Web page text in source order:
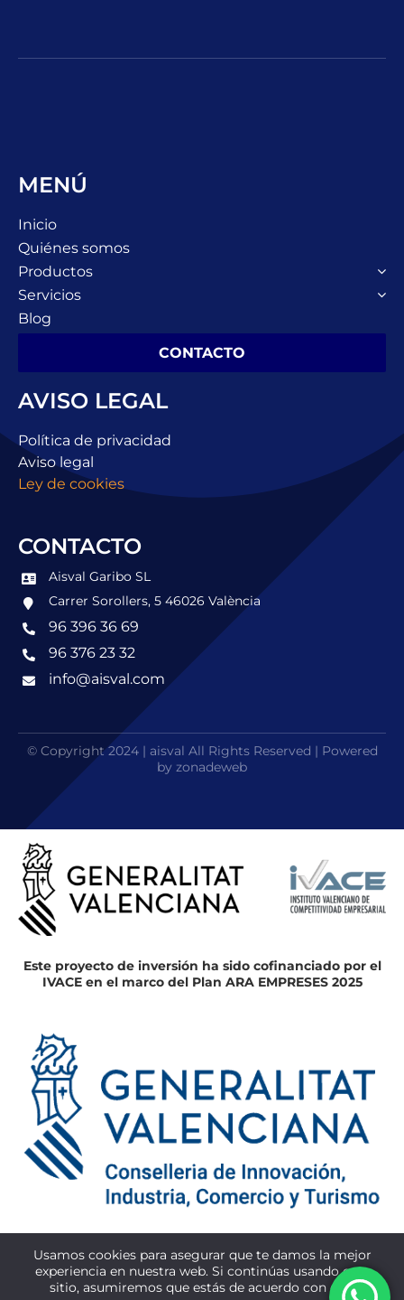
MENÚ
Inicio
Quiénes somos
Productos
Servicios
Blog
CONTACTO
AVISO LEGAL
Política de privacidad
Aviso legal
Ley de cookies
CONTACTO
Aisval Garibo SL
Carrer Sorollers, 5 46026 València
96 396 36 69
96 376 23 32
info@aisval.com
© Copyright 2024 | aisval All Rights Reserved | Powered
by zonadeweb
Este proyecto de inversión ha sido cofinanciado por el
IVACE en el marco del Plan ARA EMPRESES 2025
Valencia, EMDANA, a través de la Conselleria de
Innovación, Industria, Comercio y Turismo, destinada a
la reactivación económica tras los daños sufridos por la
Usamos cookies para asegurar que te damos la mejor
experiencia en nuestra web. Si continúas usando este
sitio, asumiremos que estás de acuerdo con ello.